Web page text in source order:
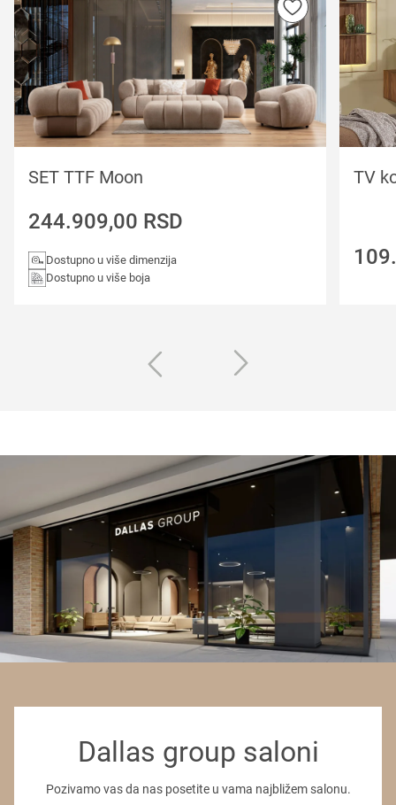
SET TTF Moon
244.909,00 RSD
Dostupno u više dimenzija
Dostupno u više boja
TV
Dallas group saloni
Pozivamo vas da nas posetite u vama najbližem salonu.